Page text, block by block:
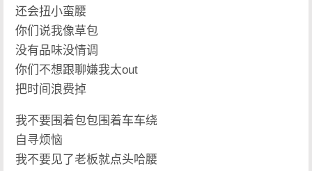
还会扭小蛮腰
你们说我像草包
没有品味没情调
你们不想跟聊嫌我太out
把时间浪费掉
我不要围着包包围着车车绕
自寻烦恼
我不要见了老板就点头哈腰